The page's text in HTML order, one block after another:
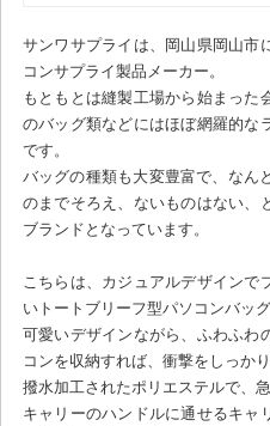
サンワサプライは、岡山県岡山市
コンサプライ製品メーカー。
もともとは縫製工場から始まった
のバッグ類などにはほぼ網羅的な
です。
バッグの種類も大変豊富で、なん
のまでそろえ、ないものはない、
ブランドとなっています。
こちらは、カジュアルデザインで
いトートブリーフ型パソコンバッグ
可愛いデザインながら、ふわふわ
コンを収納すれば、衝撃をしっかり
撥水加工されたポリエステルで、
キャリーのハンドルに通せるキャ